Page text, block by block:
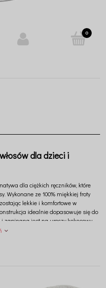
dla dzieci i
dla ciężkich ręczników, które
Wykonane ze 100% miękkiej froty
lekkie i komfortowe w
idealnie dopasowuje się do
i zapinana jest na uroczy kokosowy
dorosłych, ułatwiają codzienną